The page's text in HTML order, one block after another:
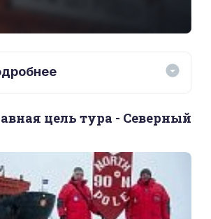
в Мурманск. Ночь в отеле
(размещение включено в
на борт легендарного
«50 лет Победы».
мы отправимся в открытые
цель тура - Северный